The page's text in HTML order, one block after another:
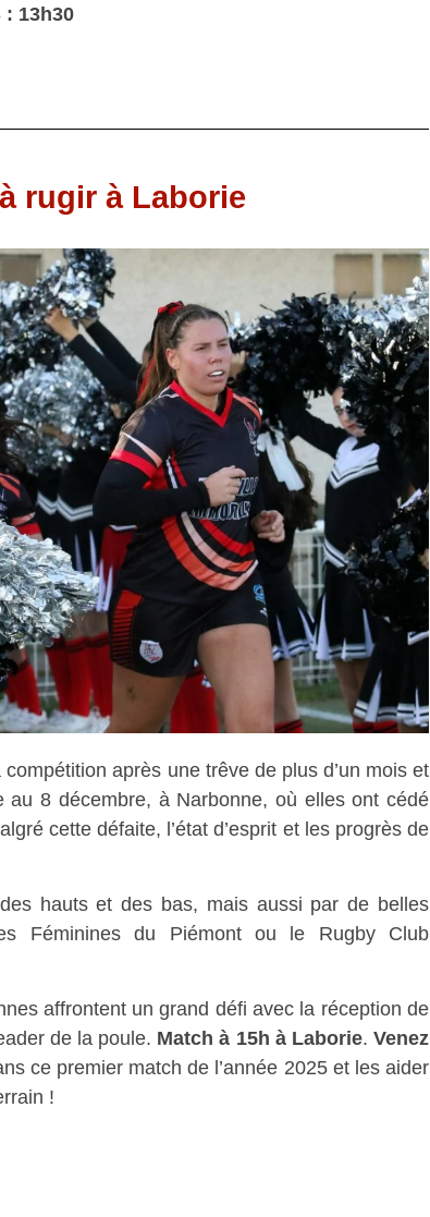
: 13h30
rugir à Laborie
après une trêve de plus d’un mois et
au 8 décembre, à Narbonne, où elles ont cédé
cette défaite, l’état d’esprit et les progrès de
hauts et des bas, mais aussi par de belles
Féminines du Piémont ou le Rugby Club
affrontent un grand défi avec la réception de
de la poule. Match à 15h à Laborie.Venez
ce premier match de l’année 2025 et les aider
!